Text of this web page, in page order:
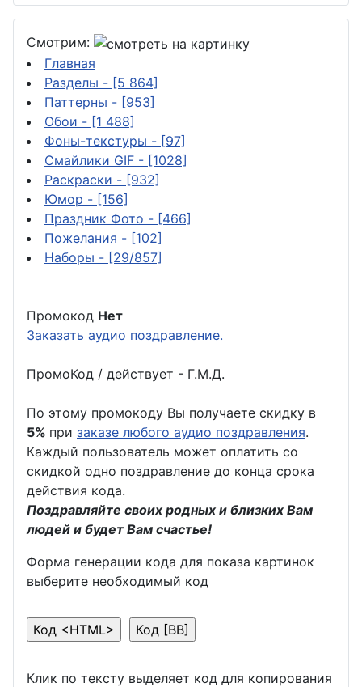
Смотрим:
Главная
Разделы - [5 864]
Паттерны - [953]
Обои - [1 488]
Фоны-текстуры - [97]
Смайлики GIF - [1028]
Раскраски - [932]
Юмор - [156]
Праздник Фото - [466]
Пожелания - [102]
Наборы - [29/857]
Промокод Нет
Заказать аудио поздравление.
ПромоКод / действует - Г.М.Д.
По этому промокоду Вы получаете скидку в
5% при заказе любого аудио поздравления.
Каждый пользователь может оплатить со
скидкой одно поздравление до конца срока
действия кода.
Поздравляйте своих родных и близких Вам
людей и будет Вам счастье!
Форма генерации кода для показа картинок
выберите необходимый код
Клик по тексту выделяет код для копирования